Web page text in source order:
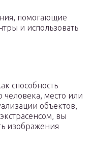
помогающие
и использовать
способность
человека, место или
объектов,
вы
изображения